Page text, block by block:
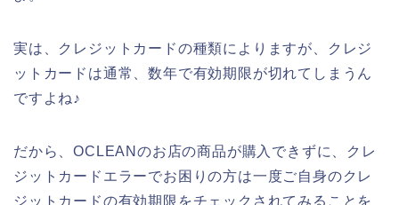
実は、クレジットカードの種類によりますが、クレジ
ットカードは通常、数年で有効期限が切れてしまうん
ですよね♪
だから、OCLEANのお店の商品が購入できずに、クレ
ジットカードエラーでお困りの方は一度ご自身のクレ
ジットカードの有効期限をチェックされてみることを